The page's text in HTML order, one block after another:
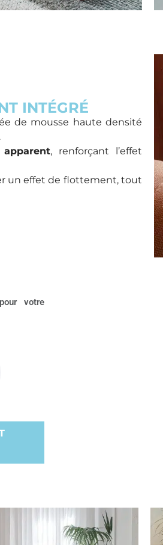
INTÉGRÉ
de mousse haute densité
, renforçant l’effet
un effet de flottement, tout
votre